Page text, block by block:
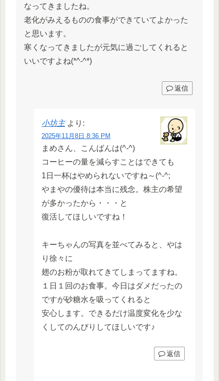
なってきましたね。
老化がみえるものの食事ができていてよかった
と思います。
寒くなってきましたが元気に過ごしてくれると
いいですよね(*^-^*)
返信
小坊主 より:
2025年11月8日 8:36 PM
まめさん、こんばんは(^-^)
コーヒーの量を減らすことはできても
1日一杯はやめられないですね～(^-^;
やまやの優待は本当に残念。株主の希望
が多かったから・・・と
復活してほしいですね！
キーちゃんの写真を並べてみると、やは
り徐々に
翅のお粉が取れてきてしまってますね。
１日１回のお食事。今日はダメだったの
ですが砂糖水を吸ってくれると
安心します。できるだけ温度変化を少な
くしてのんびりしてほしいです♪
返信